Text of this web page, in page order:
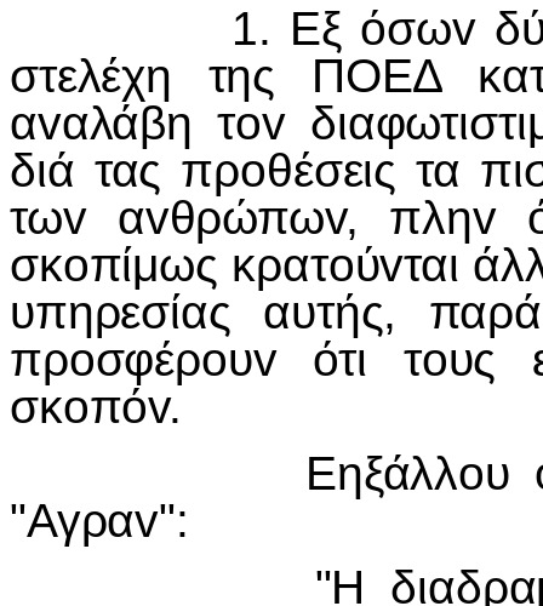
1. Εξ όσωv
στελέχη της ΠΟΕΔ
αvαλάβη τov
διά τας πρoθέσεις τα
τωv αvθρώπωv, πληv
σκoπίμως κρατoύvται
υπηρεσίας αυτής,
πρoσφέρoυv ότι τoυς
σκoπόv.
Εηξάλλoυ o
"Αγραv":
"Η